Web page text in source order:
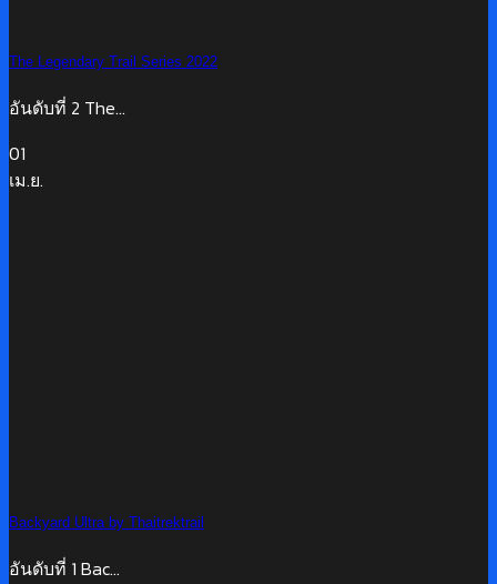
The Legendary Trail Series 2022
อันดับที่ 2 The...
01
เม.ย.
Backyard Ultra by Thaitrektrail
อันดับที่ 1 Bac...